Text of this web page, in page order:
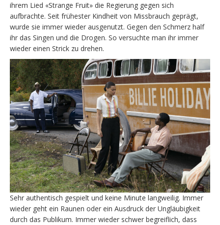
ihrem Lied «Strange Fruit» die Regierung gegen sich
aufbrachte. Seit frühester Kindheit von Missbrauch geprägt,
wurde sie immer wieder ausgenutzt. Gegen den Schmerz half
ihr das Singen und die Drogen. So versuchte man ihr immer
wieder einen Strick zu drehen.
Sehr authentisch gespielt und keine Minute langweilig. Immer
wieder geht ein Raunen oder ein Ausdruck der Ungläubigkeit
durch das Publikum. Immer wieder schwer begreiflich, dass